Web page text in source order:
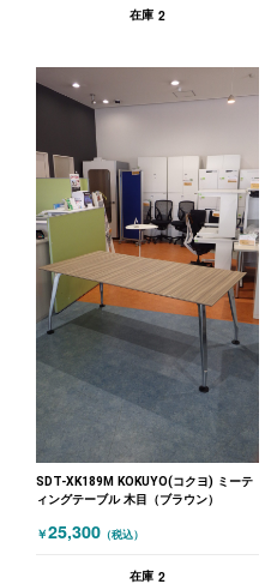
在庫 2
SDT-XK189M KOKUYO(コクヨ) ミーテ
ィングテーブル 木目（ブラウン）
￥25,300 （税込）
在庫 2